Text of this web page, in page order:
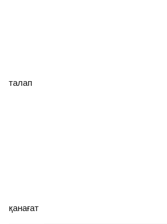
талап
қанағат